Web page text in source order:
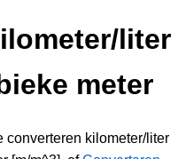
liter
meter
converteren kilometer/liter